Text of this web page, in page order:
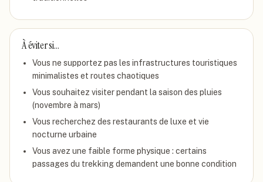
À éviter si…
Vous ne supportez pas les infrastructures touristiques
minimalistes et routes chaotiques
Vous souhaitez visiter pendant la saison des pluies
(novembre à mars)
Vous recherchez des restaurants de luxe et vie
nocturne urbaine
Vous avez une faible forme physique : certains
passages du trekking demandent une bonne condition